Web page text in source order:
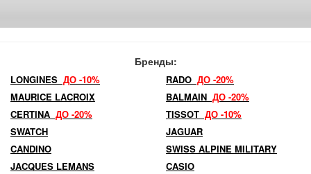
Бренды:
LONGINES ДО -10% RADO ДО -20%
MAURICE LACROIX
BALMAIN ДО -20%
CERTINA ДО -20% TISSOT ДО -10%
SWATCH
JAGUAR
CANDINO
SWISS ALPINE MILITARY
JACQUES LEMANS
CASIO